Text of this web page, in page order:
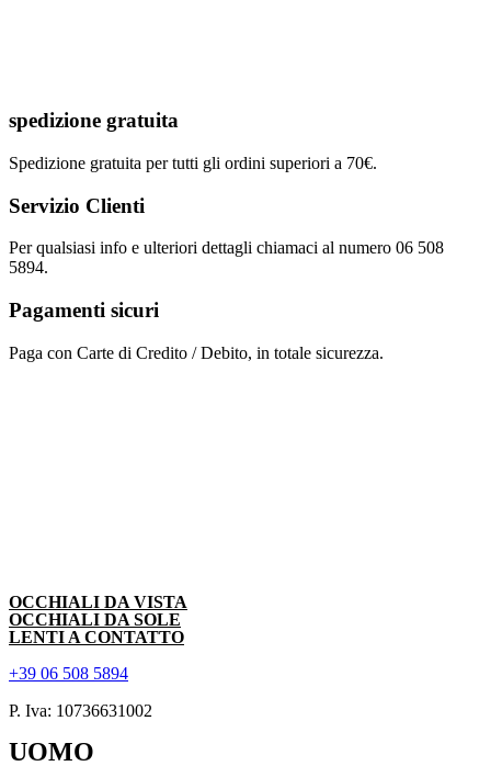
spedizione gratuita
Spedizione gratuita per tutti gli ordini superiori a 70€.
Servizio Clienti
Per qualsiasi info e ulteriori dettagli chiamaci al numero 06 508
5894.
Pagamenti sicuri
Paga con Carte di Credito / Debito, in totale sicurezza.
OCCHIALI DA VISTA
OCCHIALI DA SOLE
LENTI A CONTATTO
+39 06 508 5894
P. Iva: 10736631002
UOMO